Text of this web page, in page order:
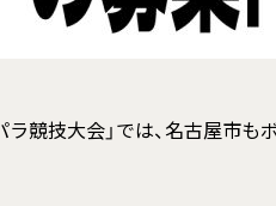
競技大会」では、名古屋市も